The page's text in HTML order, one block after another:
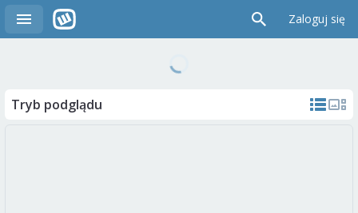
Zaloguj się
Tryb podglądu